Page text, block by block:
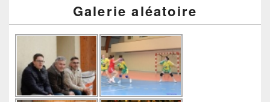
Galerie aléatoire